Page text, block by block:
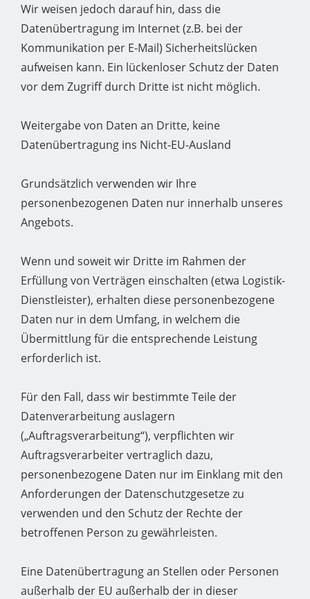
Wir weisen jedoch darauf hin, dass die
Datenübertragung im Internet (z.B. bei der
Kommunikation per E-Mail) Sicherheitslücken
aufweisen kann. Ein lückenloser Schutz der Daten
vor dem Zugriff durch Dritte ist nicht möglich.
Weitergabe von Daten an Dritte, keine
Datenübertragung ins Nicht-EU-Ausland
Grundsätzlich verwenden wir Ihre
personenbezogenen Daten nur innerhalb unseres
Angebots.
Wenn und soweit wir Dritte im Rahmen der
Erfüllung von Verträgen einschalten (etwa Logistik-
Dienstleister), erhalten diese personenbezogene
Daten nur in dem Umfang, in welchem die
Übermittlung für die entsprechende Leistung
erforderlich ist.
Für den Fall, dass wir bestimmte Teile der
Datenverarbeitung auslagern
(„Auftragsverarbeitung“), verpflichten wir
Auftragsverarbeiter vertraglich dazu,
personenbezogene Daten nur im Einklang mit den
Anforderungen der Datenschutzgesetze zu
verwenden und den Schutz der Rechte der
betroffenen Person zu gewährleisten.
Eine Datenübertragung an Stellen oder Personen
außerhalb der EU außerhalb der in dieser